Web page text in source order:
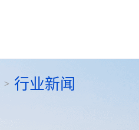
> 行业新闻